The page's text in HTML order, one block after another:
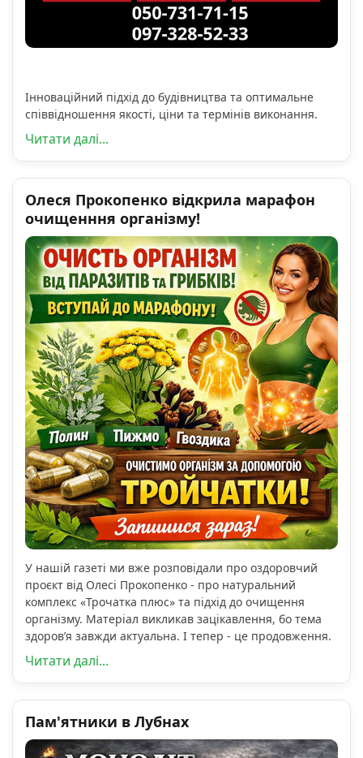
Інноваційний підхід до будівництва та оптимальне
співвідношення якості, ціни та термінів виконання.
Читати далі...
Олеся Прокопенко відкрила марафон
очищенння організму!
У нашій газеті ми вже розповідали про оздоровчий
проєкт від Олесі Прокопенко - про натуральний
комплекс «Трочатка плюс» та підхід до очищення
організму. Матеріал викликав зацікавлення, бо тема
здоров’я завжди актуальна. І тепер - це продовження.
Читати далі...
Пам'ятники в Лубнах